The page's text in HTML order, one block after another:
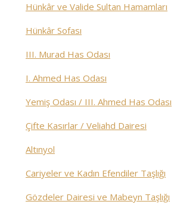
Hünkâr ve Valide Sultan Hamamları
Hünkâr Sofası
III. Murad Has Odası
I. Ahmed Has Odası
Yemiş Odası / III. Ahmed Has Odası
Çifte Kasırlar / Veliahd Dairesi
Altınyol
Cariyeler ve Kadın Efendiler Taşlığı
Gözdeler Dairesi ve Mabeyn Taşlığı